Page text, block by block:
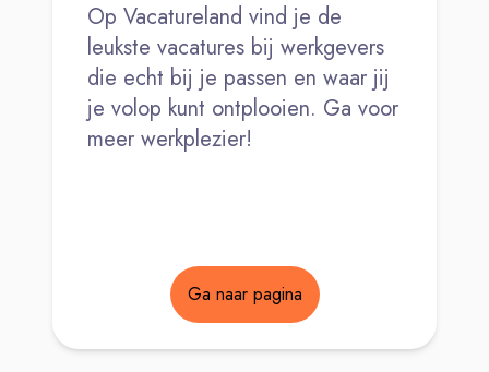
Op Vacatureland vind je de
leukste vacatures bij werkgevers
die echt bij je passen en waar jij
je volop kunt ontplooien. Ga voor
meer werkplezier!
Ga naar pagina